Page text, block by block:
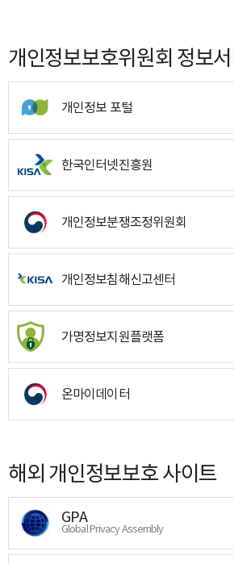
개인정보보호위원회 정보
개인정보 포털
한국인터넷진흥원
개인정보분쟁조정위원회
개인정보침해신고센터
가명정보지원플랫폼
온마이데이터
해외 개인정보보호 사이트
GPA
Global Privacy Assembly